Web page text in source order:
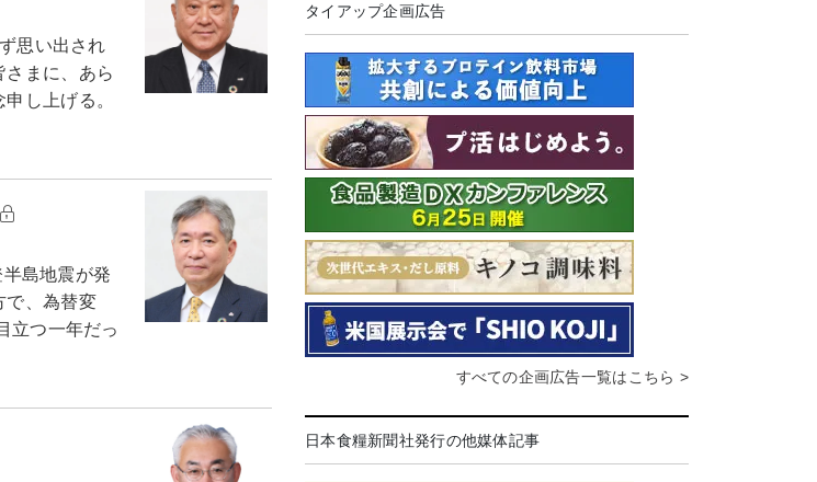
思い出され
さまに、あら
し上げる。
島地震が発
で、為替変
立つ一年だっ
タイアップ企画広告
すべての企画広告一覧はこちら >
日本食糧新聞社発行の他媒体記事